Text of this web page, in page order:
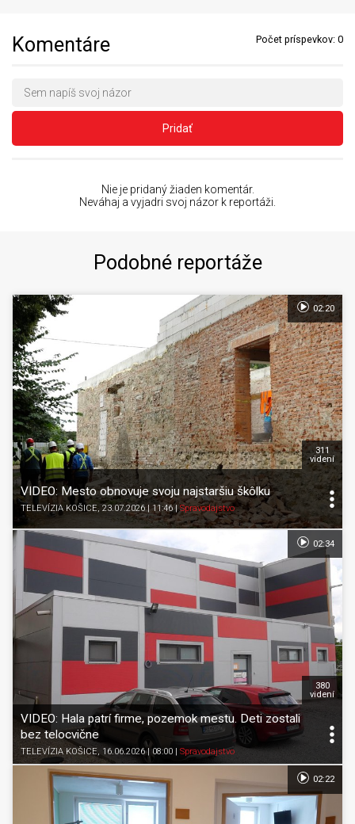
Komentáre Počet príspevkov: 0
Pridať
Nie je pridaný žiaden komentár.
Neváhaj a vyjadri svoj názor k reportáži.
Podobné reportáže
VIDEO: Mesto obnovuje svoju najstaršiu škôlku
TELEVÍZIA KOŠICE, 23.07.2026 | 11:46|Spravodajstvo
311
videní
02:20
VIDEO: Hala patrí firme, pozemok mestu. Deti zostali
bez telocvične
TELEVÍZIA KOŠICE, 16.06.2026 | 08:00 Spravodajstvo
380
videní
02:34
02:22